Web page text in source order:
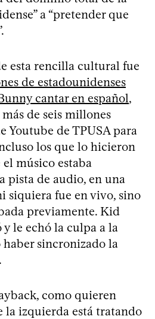
a “pretender que
esta rencilla cultural fue
de estadounidenses
cantar en español,
de seis millones
Youtube de TPUSA para
los que lo hicieron
músico estaba
pista de audio, en una
siquiera fue en vivo, sino
previamente. Kid
le echó la culpa a la
sincronizado la
como quieren
la izquierda está tratando